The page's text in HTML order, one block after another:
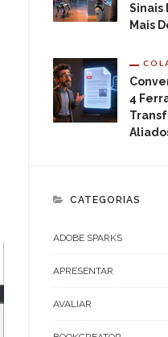
Sinais
Mais
4
CATEGORIAS
ADOBE SPARKS
APRESENTAR
AVALIAR